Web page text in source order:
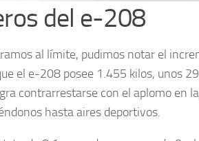
del e-208
al límite, pudimos notar el
el e-208 posee 1.455 kilos, unos
contrarrestarse con el aplomo en
hasta aires deportivos.